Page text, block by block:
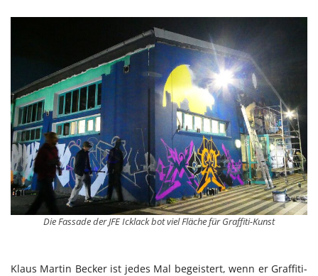
Die Fassade der JFE Icklack bot viel Fläche für Graffiti-Kunst
Klaus Martin Becker ist jedes Mal begeistert, wenn er Graffiti-